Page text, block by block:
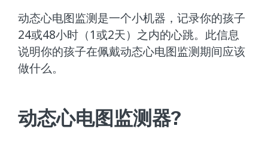
动态心电图监测是一个小机器，记录你的孩子
24或48小时（1或2天）之内的心跳。此信息
说明你的孩子在佩戴动态心电图监测期间应该
做什么。
动态心电图监测器?